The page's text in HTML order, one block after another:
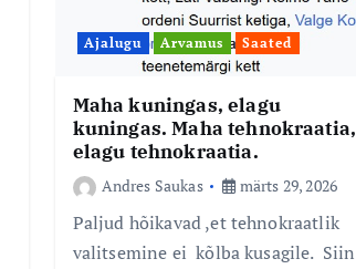
Ajalugu Arvamus Saated
Maha kuningas, elagu
kuningas. Maha tehnokraatia,
elagu tehnokraatia.
Andres Saukas märts 29, 2026
Paljud hõikavad ,et tehnokraatlik
valitsemine ei kõlba kusagile. Siin